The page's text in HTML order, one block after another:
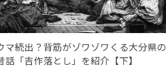
マ続出？背筋がゾワゾワくる大分県の
話「吉作落とし」を紹介【下】